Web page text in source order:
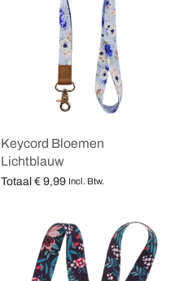
Keycord Bloemen
Lichtblauw
Totaal € 9,99 Incl. Btw.